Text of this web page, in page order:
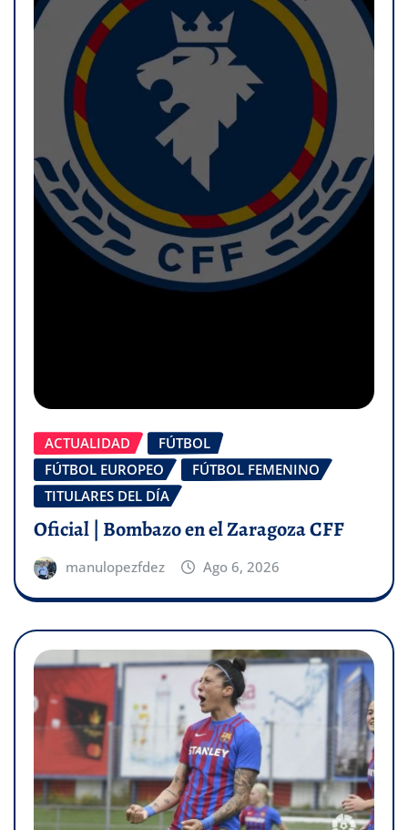
ACTUALIDAD
FÚTBOL
FÚTBOL EUROPEO
FÚTBOL FEMENINO
TITULARES DEL DÍA
Oficial | Bombazo en el Zaragoza CFF
manulopezfdez Ago 6, 2026